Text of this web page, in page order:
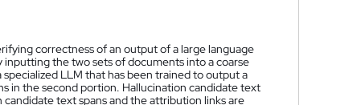
correctness of an output of a large language
the two sets of documents into a coarse
LLM that has been trained to output a
in the second portion. Hallucination candidate text
text spans and the attribution links are